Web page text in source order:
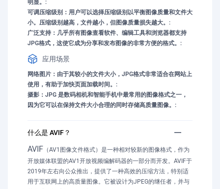
明显。:
可调压缩级别：用户可以选择压缩级别以平衡图像质量和文件大
小。压缩级别越高，文件越小，但图像质量损失越大。:
广泛支持：几乎所有图像查看软件、编辑工具和浏览器都支持
JPG格式，这使它成为分享和发布图像的非常方便的格式。:
应用场景
网络图片：由于其较小的文件大小，JPG格式非常适合在网站上
使用，有助于加快页面加载时间。:
摄影：JPG 是数码相机和智能手机中最常用的图像格式之一，
因为它可以在保持文件大小合理的同时存储高质量图像。:
什么是 AVIF？
AVIF （AV1图像文件格式）是一种相对较新的图像格式，作为
开放媒体联盟的AV1开放视频编解码器的一部分而开发。AVIF于
2019年左右向公众推出，提供了一种高效的压缩方法，特别适
用于互联网上的高质量图像。它被设计为JPEG的继任者，并与